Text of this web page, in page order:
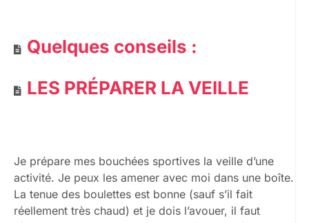
Quelques conseils :
LES PRÉPARER LA VEILLE
Je prépare mes bouchées sportives la veille d’une
activité. Je peux les amener avec moi dans une boîte.
La tenue des boulettes est bonne (sauf s’il fait
réellement très chaud) et je dois l’avouer, il faut